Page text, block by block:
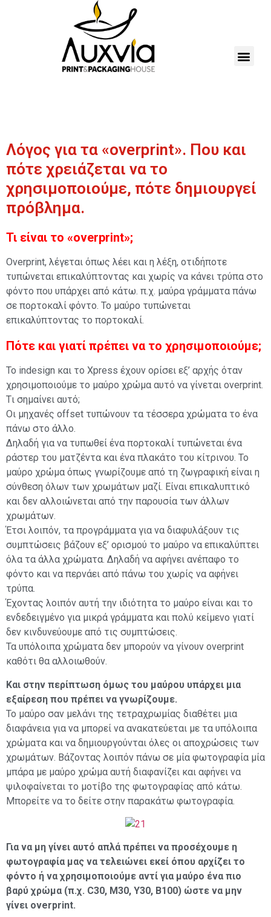
Λόγος για τα «overprint». Που και
πότε χρειάζεται να το
χρησιμοποιούμε, πότε δημιουργεί
πρόβλημα.
Τι είναι το «οverprint»;
Οverprint, λέγεται όπως λέει και η λέξη, οτιδήποτε
τυπώνεται επικαλύπτοντας και χωρίς να κάνει τρύπα στο
φόντο που υπάρχει από κάτω. π.χ. μαύρα γράμματα πάνω
σε πορτοκαλί φόντο. Το μαύρο τυπώνεται
επικαλύπτοντας το πορτοκαλί.
Πότε και γιατί πρέπει να το χρησιμοποιούμε;
Το indesign και το Xpress έχουν ορίσει εξ’ αρχής όταν
χρησιμοποιούμε το μαύρο χρώμα αυτό να γίνεται overprint.
Tι σημαίνει αυτό;
Οι μηχανές offset τυπώνουν τα τέσσερα χρώματα το ένα
πάνω στο άλλο.
Δηλαδή για να τυπωθεί ένα πορτοκαλί τυπώνεται ένα
ράστερ του ματζέντα και ένα πλακάτο του κίτρινου. Το
μαύρο χρώμα όπως γνωρίζουμε από τη ζωγραφική είναι η
σύνθεση όλων των χρωμάτων μαζί. Είναι επικαλυπτικό
και δεν αλλοιώνεται από την παρουσία των άλλων
χρωμάτων.
Έτσι λοιπόν, τα προγράμματα για να διαφυλάξουν τις
συμπτώσεις βάζουν εξ’ ορισμού το μαύρο να επικαλύπτει
όλα τα άλλα χρώματα. Δηλαδή να αφήνει ανέπαφο το
φόντο και να περνάει από πάνω του χωρίς να αφήνει
τρύπα.
Έχοντας λοιπόν αυτή την ιδιότητα το μαύρο είναι και το
ενδεδειγμένο για μικρά γράμματα και πολύ κείμενο γιατί
δεν κινδυνεύουμε από τις συμπτώσεις.
Τα υπόλοιπα χρώματα δεν μπορούν να γίνουν overprint
καθότι θα αλλοιωθούν.
Και στην περίπτωση όμως του μαύρου υπάρχει μια
εξαίρεση που πρέπει να γνωρίζουμε.
Το μαύρο σαν μελάνι της τετραχρωμίας διαθέτει μια
διαφάνεια για να μπορεί να ανακατεύεται με τα υπόλοιπα
χρώματα και να δημιουργούνται όλες οι αποχρώσεις των
χρωμάτων. Βάζοντας λοιπόν πάνω σε μία φωτογραφία μία
μπάρα με μαύρο χρώμα αυτή διαφανίζει και αφήνει να
ψιλοφαίνεται το μοτίβο της φωτογραφίας από κάτω.
Mπορείτε να το δείτε στην παρακάτω φωτογραφία.
Για να μη γίνει αυτό απλά πρέπει να προσέχουμε η
φωτογραφία μας να τελειώνει εκεί όπου αρχίζει το
φόντο ή να χρησιμοποιούμε αντί για μαύρο ένα πιο
βαρύ χρώμα (π.χ. C30, M30, Y30, B100) ώστε να μην
γίνει overprint.